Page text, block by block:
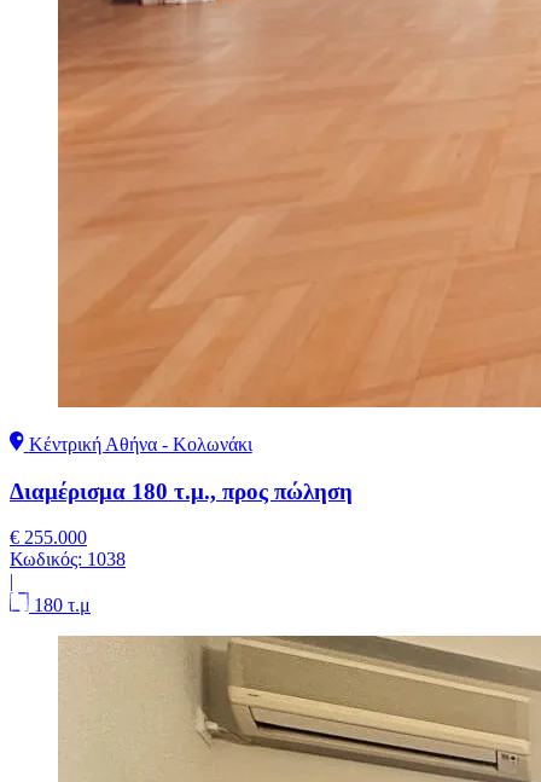
Κέντρική Αθήνα - Κολωνάκι
Διαμέρισμα 180 τ.μ., προς πώληση
€ 255.000
Κωδικός: 1038
|
180 τ.μ